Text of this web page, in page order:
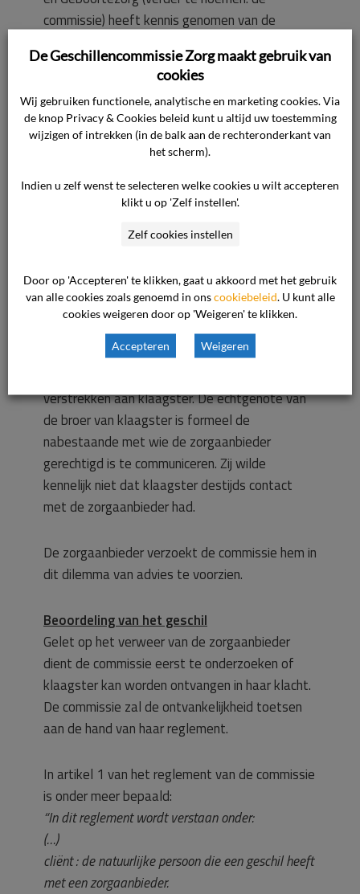
commissie) heeft kennis genomen van de
De behandeling heeft plaatsgevonden op 20
mei 2020.
Partijen zijn niet voor de zitting opgeroepen.
Onderwerp van het geschil
ontvankelijk is in haar klacht.
De zorgaanbieder ervaart echter een dilemma
als het aankomt op het delen van deze
informatie met klaagster, omdat de broer van
klaagster bij leven geen toestemming heeft
verstrekken aan klaagster. De echtgenote van
de broer van klaagster is formeel de
nabestaande met wie de zorgaanbieder
gerechtigd is te communiceren. Zij wilde
kennelijk niet dat klaagster destijds contact
met de zorgaanbieder had.
De zorgaanbieder verzoekt de commissie hem in
dit dilemma van advies te voorzien.
Beoordeling van het geschil
Gelet op het verweer van de zorgaanbieder
dient de commissie eerst te onderzoeken of
klaagster kan worden ontvangen in haar klacht.
De commissie zal de ontvankelijkheid toetsen
aan de hand van haar reglement.
In artikel 1 van het reglement van de commissie
is onder meer bepaald:
“In dit reglement wordt verstaan onder:
(…)
cliënt : de natuurlijke persoon die een geschil heeft
met een zorgaanbieder.
De Geschillencommissie Zorg maakt gebruik van
cookies
Wij gebruiken functionele, analytische en marketing cookies. Via
de knop Privacy & Cookies beleid kunt u altijd uw toestemming
wijzigen of intrekken (in de balk aan de rechteronderkant van
het scherm).
Indien u zelf wenst te selecteren welke cookies u wilt accepteren
klikt u op 'Zelf instellen'.
Zelf cookies instellen
Door op 'Accepteren' te klikken, gaat u akkoord met het gebruik
van alle cookies zoals genoemd in onscookiebeleid. U kunt alle
cookies weigeren door op 'Weigeren' te klikken.
Accepteren Weigeren